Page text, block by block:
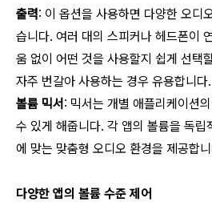
출력: 이 옵션을 사용하면 다양한 오디
습니다. 여러 대의 스피커나 헤드폰이
움 없이 어떤 것을 사용할지 쉽게 선택
자주 번갈아 사용하는 경우 유용합니다.
볼륨 믹서 : 믹서는 개별 애플리케이션
수 있게 해줍니다. 각 앱의 볼륨을 독립
에 맞는 맞춤형 오디오 환경을 제공합
다양한 앱의 볼륨 수준 제어